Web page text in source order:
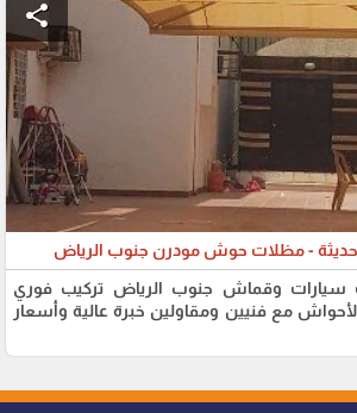
share
- مظلات حوش مودرن جنوب الرياض
وقماش جنوب الرياض تركيب فوري
مع فنيين ومقاولين خبرة عالية وأسعار